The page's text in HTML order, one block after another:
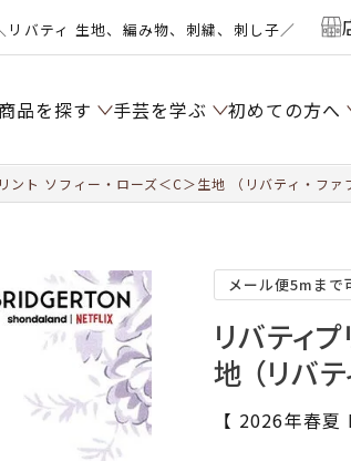
リバティ 生地、編み物、刺繍、刺し子／
商品を探す 手芸を学ぶ 初めての方へ
ント ソフィー・ローズ＜C＞生地 （リバティ・フ
メール便5mまで
リバティ
地 （リバ
【 2026年春